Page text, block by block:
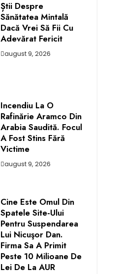
Știi Despre
Sănătatea Mintală
Dacă Vrei Să Fii Cu
Adevărat Fericit
august 9, 2026
Incendiu La O
Rafinărie Aramco Din
Arabia Saudită. Focul
A Fost Stins Fără
Victime
august 9, 2026
Cine Este Omul Din
Spatele Site-Ului
Pentru Suspendarea
Lui Nicuşor Dan.
Firma Sa A Primit
Peste 10 Milioane De
Lei De La AUR